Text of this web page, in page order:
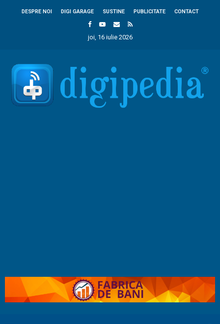
DESPRE NOI DIGI GARAGE SUSTINE PUBLICITATE CONTACT
joi, 16 iulie 2026